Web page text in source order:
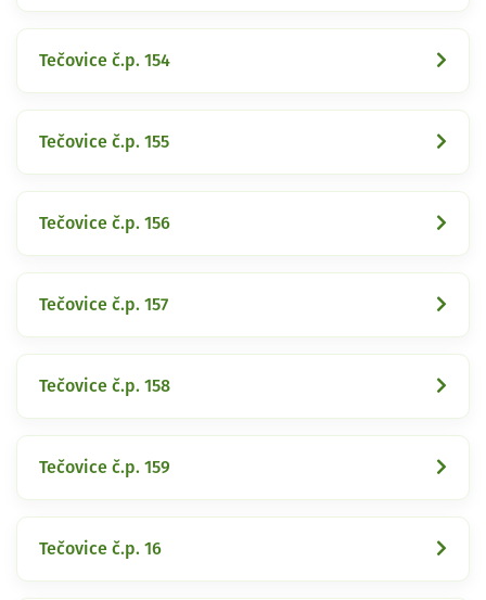
Tečovice č.p. 154
Tečovice č.p. 155
Tečovice č.p. 156
Tečovice č.p. 157
Tečovice č.p. 158
Tečovice č.p. 159
Tečovice č.p. 16